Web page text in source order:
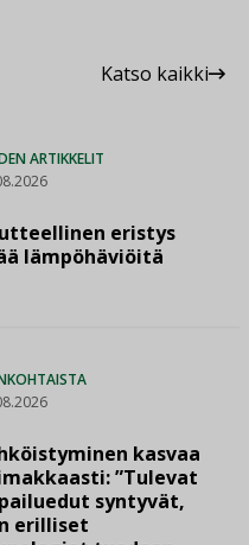
Katso kaikki
ARTIKKELIT
eristys
lämpöhäviöitä
kasvaa
”Tulevat
syntyvät,
erilliset